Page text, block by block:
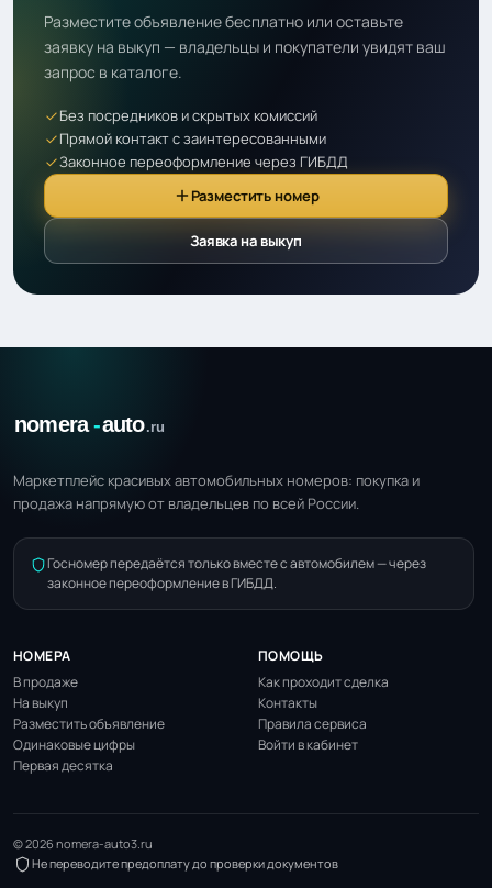
Разместите объявление бесплатно или оставьте
заявку на выкуп — владельцы и покупатели увидят ваш
запрос в каталоге.
Без посредников и скрытых комиссий
Прямой контакт с заинтересованными
Законное переоформление через ГИБДД
Разместить номер
Заявка на выкуп
Маркетплейс красивых автомобильных номеров: покупка и
продажа напрямую от владельцев по всей России.
Госномер передаётся только вместе с автомобилем — через
законное переоформление в ГИБДД.
НОМЕРА
В продаже
На выкуп
Разместить объявление
Одинаковые цифры
Первая десятка
ПОМОЩЬ
Как проходит сделка
Контакты
Правила сервиса
Войти в кабинет
© 2026 nomera-auto3.ru
Не переводите предоплату до проверки документов